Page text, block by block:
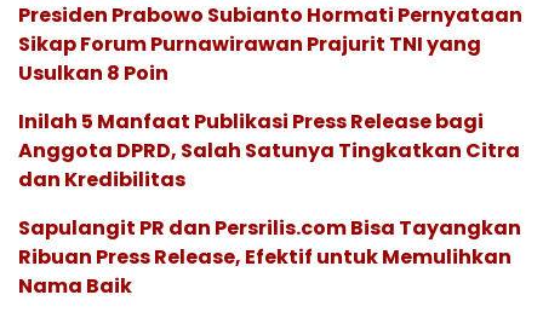
Presiden Prabowo Subianto Hormati Pernyataan
Sikap Forum Purnawirawan Prajurit TNI yang
Usulkan 8 Poin
Inilah 5 Manfaat Publikasi Press Release bagi
Anggota DPRD, Salah Satunya Tingkatkan Citra
dan Kredibilitas
Sapulangit PR dan Persrilis.com Bisa Tayangkan
Ribuan Press Release, Efektif untuk Memulihkan
Nama Baik